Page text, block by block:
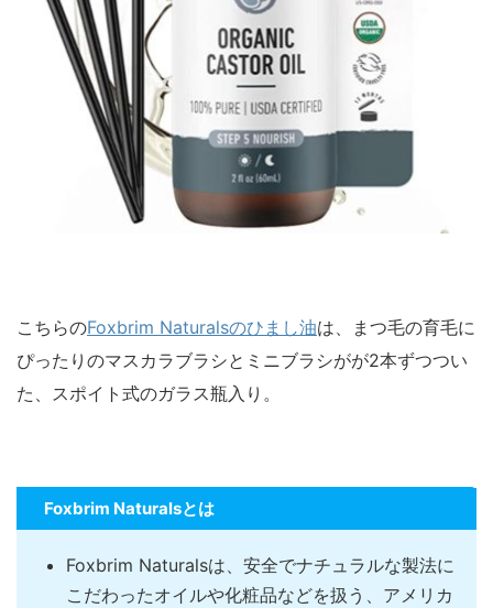
こちらのFoxbrim Naturalsのひまし油は、まつ毛の育毛に
ぴったりのマスカラブラシとミニブラシがが2本ずつつい
た、スポイト式のガラス瓶入り。
Foxbrim Naturalsとは
Foxbrim Naturalsは、安全でナチュラルな製法に
こだわったオイルや化粧品などを扱う、アメリカ